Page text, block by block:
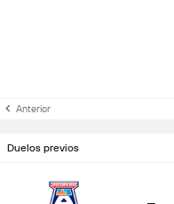
Anterior
Duelos previos